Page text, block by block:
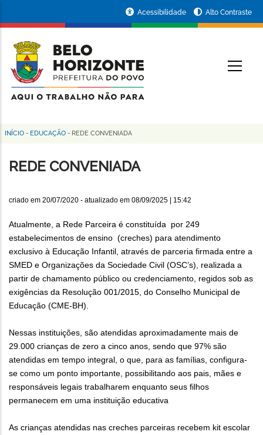
conteúdo
principal
da
Prefeitura
de
Horizonte
Acessibilidade Alto Contraste
Trilha
de
INÍCIO - EDUCAÇÃO - REDE CONVENIADA
REDE CONVENIADA
criado em 20/07/2020 - atualizado em 08/09/2025 | 15:42
Atualmente, a Rede Parceira é constituída por 249
estabelecimentos de ensino (creches) para atendimento
exclusivo à Educação Infantil, através de parceria firmada entre a
SMED e Organizações da Sociedade Civil (OSC’s), realizada a
partir de chamamento público ou credenciamento, regidos sob as
exigências da Resolução 001/2015, do Conselho Municipal de
Educação (CME-BH).
Nessas instituições, são atendidas aproximadamente mais de
29.000 crianças de zero a cinco anos, sendo que 97% são
atendidas em tempo integral, o que, para as famílias, configura-
se como um ponto importante, possibilitando aos pais, mães e
responsáveis legais trabalharem enquanto seus filhos
permanecem em uma instituição educativa
As crianças atendidas nas creches parceiras recebem kit escolar